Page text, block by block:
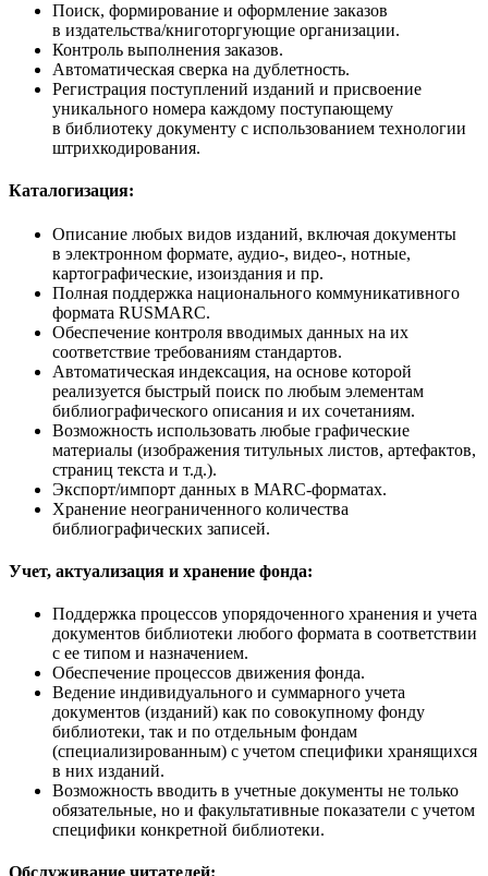
Поиск, формирование и оформление заказов
в издательства/книготоргующие организации.
Контроль выполнения заказов.
Автоматическая сверка на дублетность.
Регистрация поступлений изданий и присвоение
уникального номера каждому поступающему
в библиотеку документу с использованием технологии
штрихкодирования.
Каталогизация:
Описание любых видов изданий, включая документы
в электронном формате, аудио-, видео-, нотные,
картографические, изоиздания и пр.
Полная поддержка национального коммуникативного
формата RUSMARC.
Обеспечение контроля вводимых данных на их
соответствие требованиям стандартов.
Автоматическая индексация, на основе которой
реализуется быстрый поиск по любым элементам
библиографического описания и их сочетаниям.
Возможность использовать любые графические
материалы (изображения титульных листов, артефактов,
страниц текста и т.д.).
Экспорт/импорт данных в MARC-форматах.
Хранение неограниченного количества
библиографических записей.
Учет, актуализация и хранение фонда:
Поддержка процессов упорядоченного хранения и учета
документов библиотеки любого формата в соответствии
с ее типом и назначением.
Обеспечение процессов движения фонда.
Ведение индивидуального и суммарного учета
документов (изданий) как по совокупному фонду
библиотеки, так и по отдельным фондам
(специализированным) с учетом специфики хранящихся
в них изданий.
Возможность вводить в учетные документы не только
обязательные, но и факультативные показатели с учетом
специфики конкретной библиотеки.